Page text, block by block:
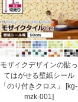
モザイクデザインの貼っ
てはがせる壁紙シール
「のり付きクロス」 [kg-
mzk-001]